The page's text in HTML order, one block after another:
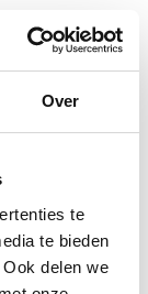
Over
te
te bieden
delen we
vanaf
Beantwoorden